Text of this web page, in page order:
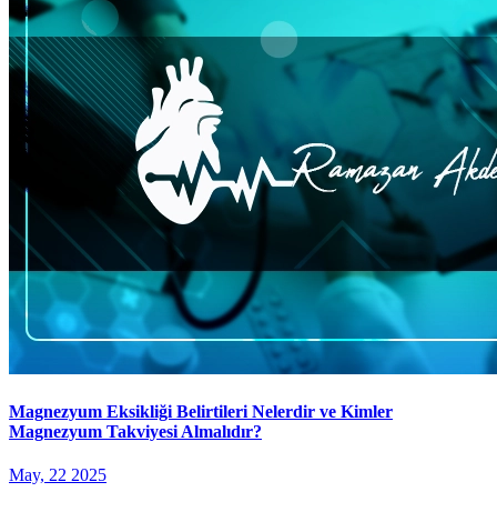
Magnezyum Eksikliği Belirtileri Nelerdir ve Kimler
Magnezyum Takviyesi Almalıdır?
May, 22 2025